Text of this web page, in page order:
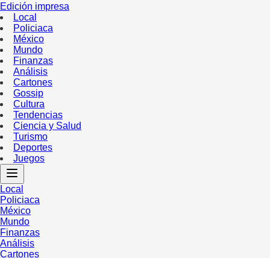
Edición impresa
Local
Policiaca
México
Mundo
Finanzas
Análisis
Cartones
Gossip
Cultura
Tendencias
Ciencia y Salud
Turismo
Deportes
Juegos
Local
Policiaca
México
Mundo
Finanzas
Análisis
Cartones